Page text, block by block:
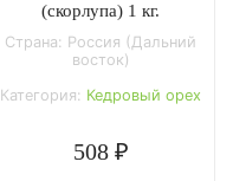
(скорлупа) 1 кг.
Страна: Россия (Дальний
восток)
Категория: Кедровый орех
508 ₽